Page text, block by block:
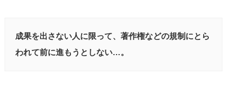
成果を出さない人に限って、著作権などの規制にとら
われて前に進もうとしない…。